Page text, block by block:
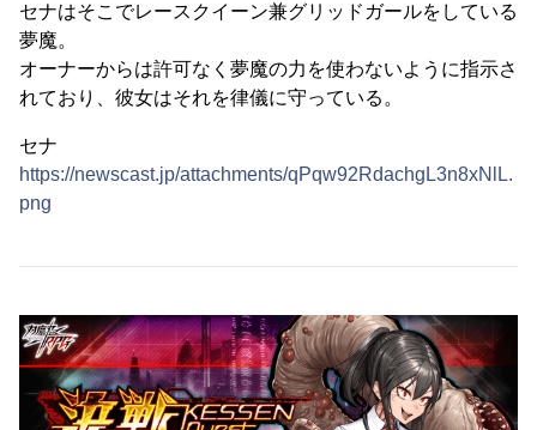
セナはそこでレースクイーン兼グリッドガールをしている
夢魔。
オーナーからは許可なく夢魔の力を使わないように指示さ
れており、彼女はそれを律儀に守っている。
セナ
https://newscast.jp/attachments/qPqw92RdachgL3n8xNlL.
png